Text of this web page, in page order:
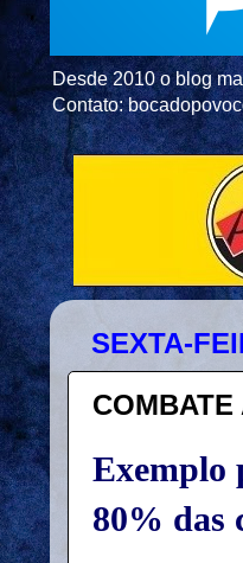
Desde 2010 o blog
Contato:
SEXTA-
COMBATE
Exemplo
80% das